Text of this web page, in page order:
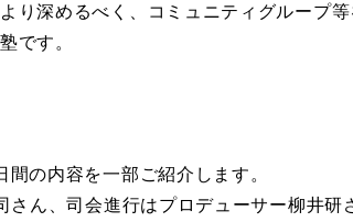
り深めるべく、コミュニティグループ
です。
の内容を一部ご紹介します。
ん、司会進行はプロデューサー柳井研